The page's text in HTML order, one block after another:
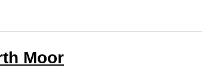
Moor